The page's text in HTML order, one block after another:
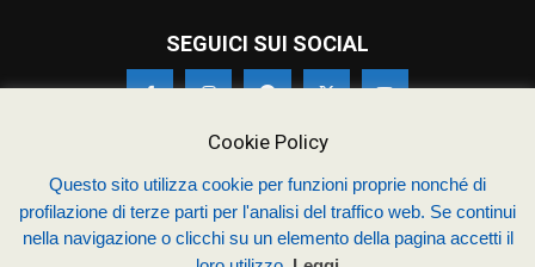
SEGUICI SUI SOCIAL
© Siulp 2026 - C.F.97014000588 - Realizzato dastudio4s.com
Sindacato Italiano Unitario dei Lavoratori della Polizia
Cookie Policy
Questo sito utilizza cookie per funzioni proprie nonché di
profilazione di terze parti per l'analisi del traffico web. Se continui
nella navigazione o clicchi su un elemento della pagina accetti il